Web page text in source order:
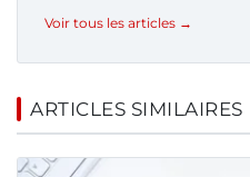
Voir tous les articles →
ARTICLES SIMILAIRES